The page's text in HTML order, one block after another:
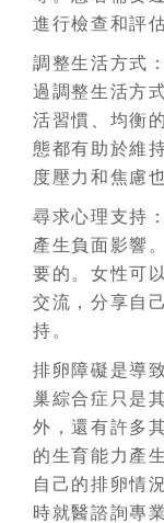
進行檢查和評估
調整生活方式
過調整生活方
活習慣、均衡
態都有助於維
度壓力和焦慮
尋求心理支持
產生負面影響
要的。女性可
交流，分享自
持。
排卵障礙是導
巢綜合症只是
外，還有許多
的生育能力產
自己的排卵情
時就醫諮詢專